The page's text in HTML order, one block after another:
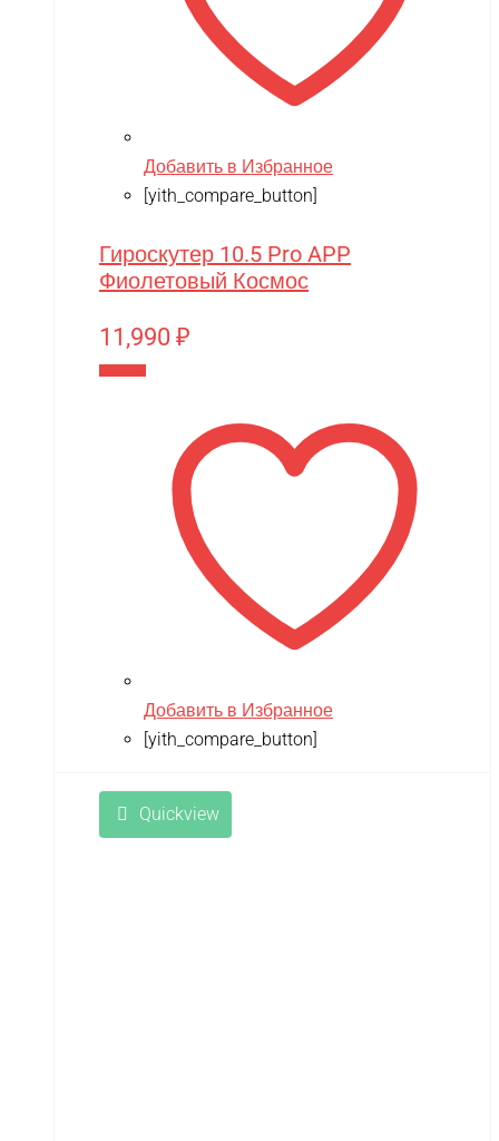
Добавить в Избранное
[yith_compare_button]
Гироскутер 10.5 Pro APP
Фиолетовый Космос
11,990 ₽
Добавить в Избранное
[yith_compare_button]
Quickview